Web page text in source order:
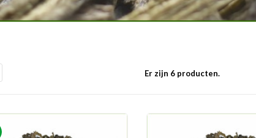
Er zijn 6 producten.